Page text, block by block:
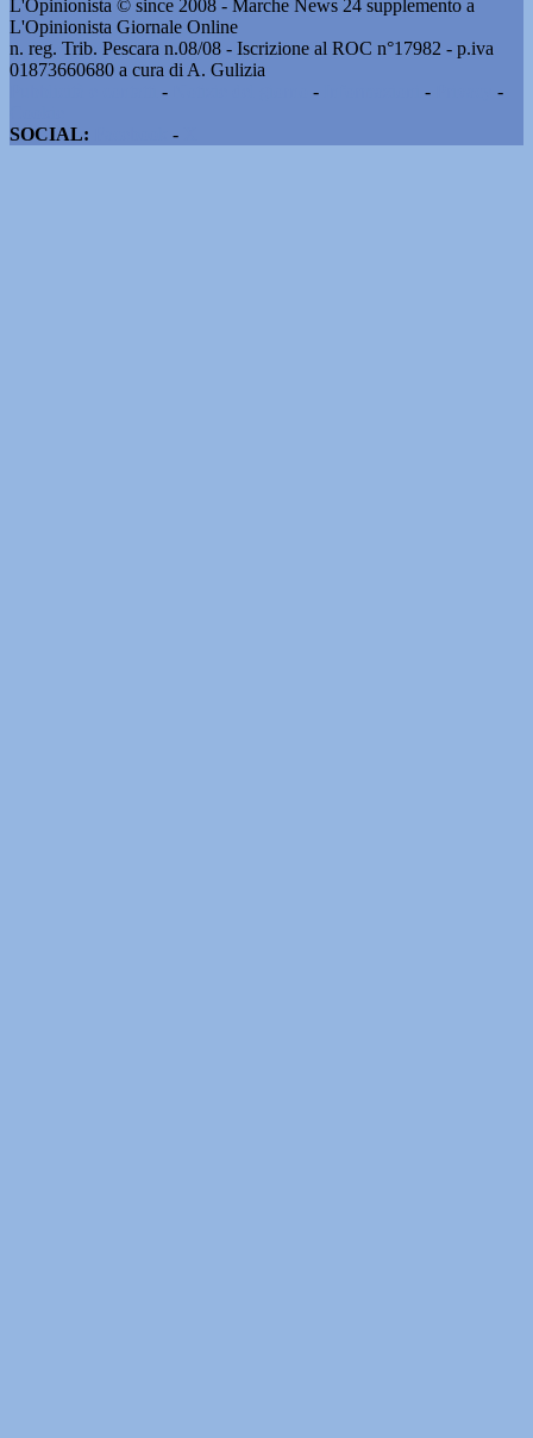
L'Opinionista © since 2008 - Marche News 24 supplemento a
L'Opinionista Giornale Online
n. reg. Trib. Pescara n.08/08 - Iscrizione al ROC n°17982 - p.iva
01873660680 a cura di A. Gulizia
- - -
-
SOCIAL:
-